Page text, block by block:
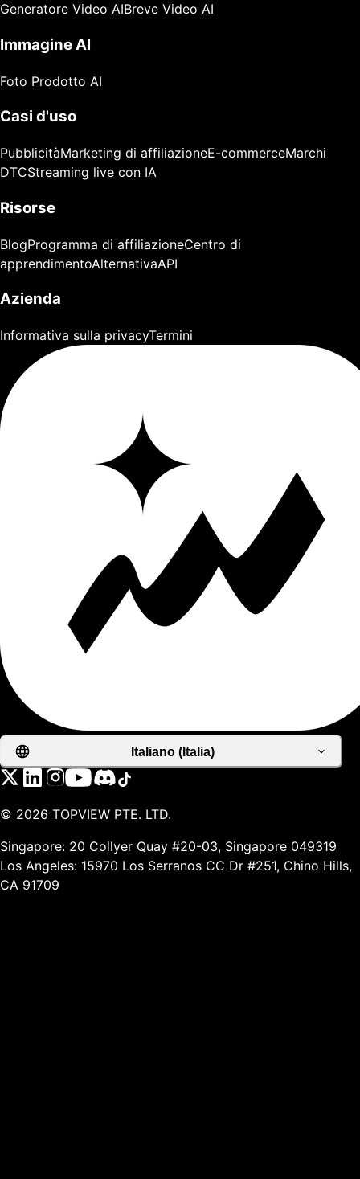
Generatore Video AIBreve Video AI
Immagine AI
Foto Prodotto AI
Casi d'uso
PubblicitàMarketing di affiliazioneE-commerceMarchi
DTCStreaming live con IA
Risorse
BlogProgramma di affiliazioneCentro di
apprendimentoAlternativaAPI
Azienda
Informativa sulla privacyTermini
Italiano (Italia)
© 2026 TOPVIEW PTE. LTD.
Singapore: 20 Collyer Quay #20-03, Singapore 049319
Los Angeles: 15970 Los Serranos CC Dr #251, Chino Hills,
CA 91709